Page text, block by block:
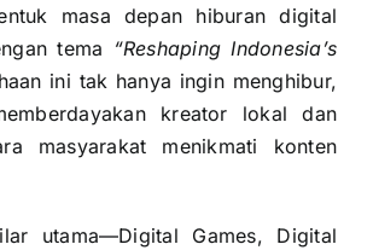
masa depan hiburan digital
tema “Reshaping Indonesia’s
ini tak hanya ingin menghibur,
kreator lokal dan
masyarakat menikmati konten
utama—Digital Games, Digital